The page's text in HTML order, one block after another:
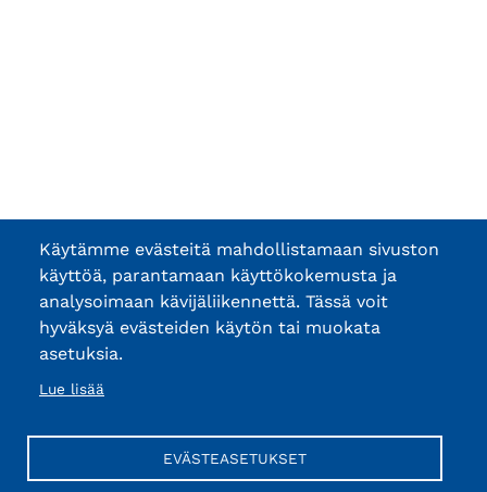
Käytämme evästeitä mahdollistamaan sivuston
käyttöä, parantamaan käyttökokemusta ja
analysoimaan kävijäliikennettä. Tässä voit
hyväksyä evästeiden käytön tai muokata
asetuksia.
Lue lisää
EVÄSTEASETUKSET